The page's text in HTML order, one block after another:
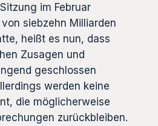
im Februar
siebzehn Milliarden
heißt es nun, dass
Zusagen und
geschlossen
werden keine
die möglicherweise
zurückbleiben.